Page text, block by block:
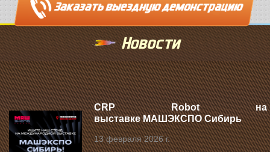
Новости
CRP Robot на
выставке МАШЭКСПО Сибирь
13 февраля 2026 г.